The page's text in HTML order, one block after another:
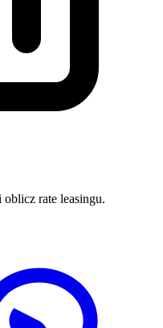
rate leasingu.